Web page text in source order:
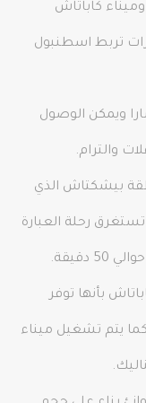
كاباتاش
تربط اسطنبول
ويمكن الوصول
والترام.
بيشكتاش الذي
رحلة العبارة
دقيقة.
بأنها توفر
يتم تشغيل ميناء